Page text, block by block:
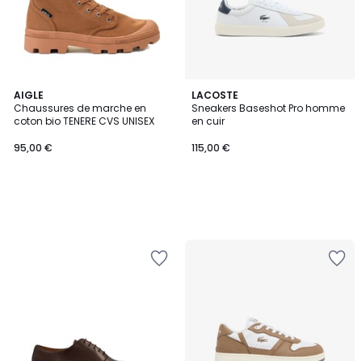
AIGLE
Chaussures de marche en
coton bio TENERE CVS UNISEX
95,00 €
LACOSTE
Sneakers Baseshot Pro homme
en cuir
115,00 €